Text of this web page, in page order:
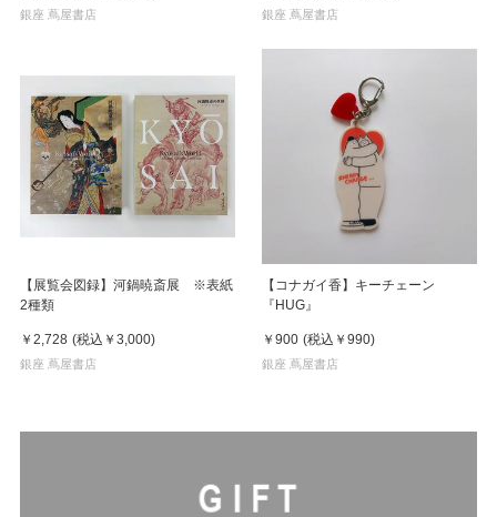
銀座 蔦屋書店 銀座 蔦屋書店
【展覧会図録】河鍋暁斎展 ※表紙
2種類
￥2,728 (税込 ￥3,000)
銀座 蔦屋書店
【コナガイ香】キーチェーン
『HUG』
￥900 (税込 ￥990)
銀座 蔦屋書店